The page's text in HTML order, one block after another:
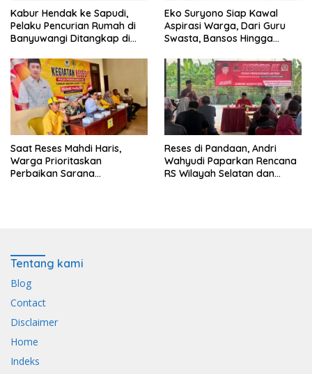
Kabur Hendak ke Sapudi,
Pelaku Pencurian Rumah di
Banyuwangi Ditangkap di
Eko Suryono Siap Kawal
Aspirasi Warga, Dari Guru
Swasta, Bansos Hingga
Saat Reses Mahdi Haris,
Warga Prioritaskan
Perbaikan Sarana
Reses di Pandaan, Andri
Wahyudi Paparkan Rencana
RS Wilayah Selatan dan
Tentang kami
Blog
Contact
Disclaimer
Home
Indeks